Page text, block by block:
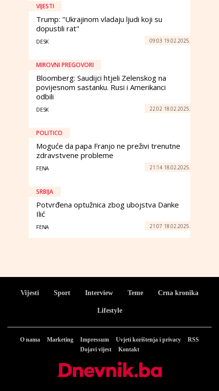
VIJESTI
Trump: "Ukrajinom vladaju ljudi koji su
dopustili rat"
DESK 09:03 19.02.2025.
MIROVNI PREGOVORI
Bloomberg: Saudijci htjeli Zelenskog na
povijesnom sastanku. Rusi i Amerikanci
odbili
DESK 22:02 18.02.2025.
POLITICO
Moguće da papa Franjo ne preživi trenutne
zdravstvene probleme
FENA 21:14 18.02.2025.
SRBIJA
Potvrđena optužnica zbog ubojstva Danke
Ilić
FENA 21:07 18.02.2025.
Vijesti Sport Interview Teme Crna kronika
Lifestyle
O nama Marketing Impressum Uvjeti korištenja i privacy
RSS
Dojavi vijest
Kontakt